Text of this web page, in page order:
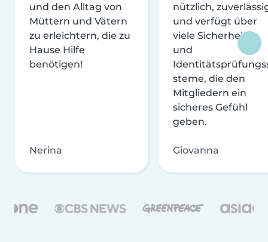
und den Alltag von
Müttern und Vätern
zu erleichtern, die zu
Hause Hilfe
benötigen!
Nerina
nützlich,
und verfügt über
viele Sicherheits-
und
steme, die den
Mitgliedern ein
sicheres Gefühl
geben.
Giovanna